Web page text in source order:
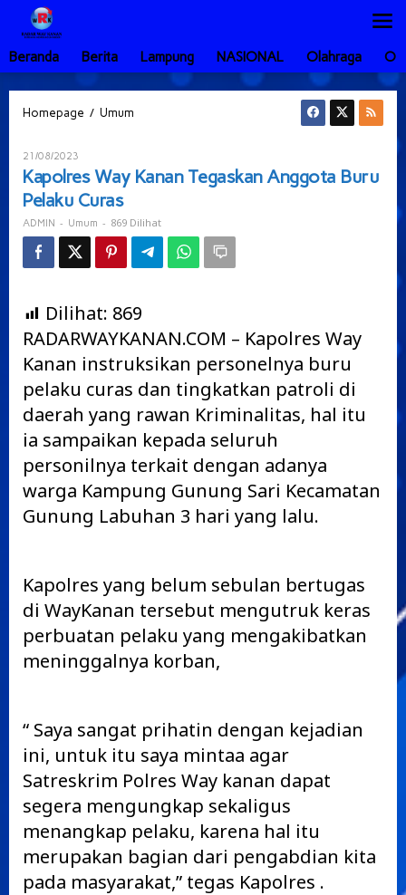
Lewati
konten
Beranda
Berita Lampung NASIONAL Olahraga
Homepage / Umum
Anggota
Curas
21/08/2023
ADMIN
Kapolres Way Kanan Tegaskan Anggota Buru
Pelaku Curas
ADMIN - Umum - 869 Dilihat
Dilihat: 869
RADARWAYKANAN.COM – Kapolres Way
Kanan instruksikan personelnya buru
pelaku curas dan tingkatkan patroli di
daerah yang rawan Kriminalitas, hal itu
ia sampaikan kepada seluruh
personilnya terkait dengan adanya
warga Kampung Gunung Sari Kecamatan
Gunung Labuhan 3 hari yang lalu.
Kapolres yang belum sebulan bertugas
di WayKanan tersebut mengutruk keras
perbuatan pelaku yang mengakibatkan
meninggalnya korban,
“ Saya sangat prihatin dengan kejadian
ini, untuk itu saya mintaa agar
Satreskrim Polres Way kanan dapat
segera mengungkap sekaligus
menangkap pelaku, karena hal itu
merupakan bagian dari pengabdian kita
pada masyarakat,” tegas Kapolres .